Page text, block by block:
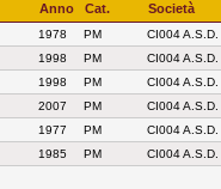
Anno Cat. Società
1978 PM
CI004
1998 PM
CI004
1998 PM
CI004
2007 PM
CI004
1977 PM
CI004
1985 PM CI004